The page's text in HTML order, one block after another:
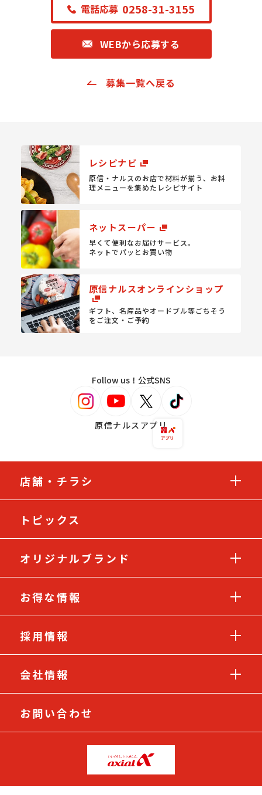
電話応募 0258-31-3155
WEBから応募する
募集一覧へ戻る
レシピナビ
原信・ナルスのお店で材料が揃う、 お料
理メニューを集めたレシピサイト
ネットスーパー
早くて便利なお届けサービス。
ネットでパッとお買い物
原信ナルスオンラインショップ
ギフト、名産品やオードブル等ごちそう
をご注文・ご予約
Follow us！公式SNS
原信ナルスアプリ
店舗・チラシ
トピックス
オリジナルブランド
お得な情報
採用情報
会社情報
お問い合わせ